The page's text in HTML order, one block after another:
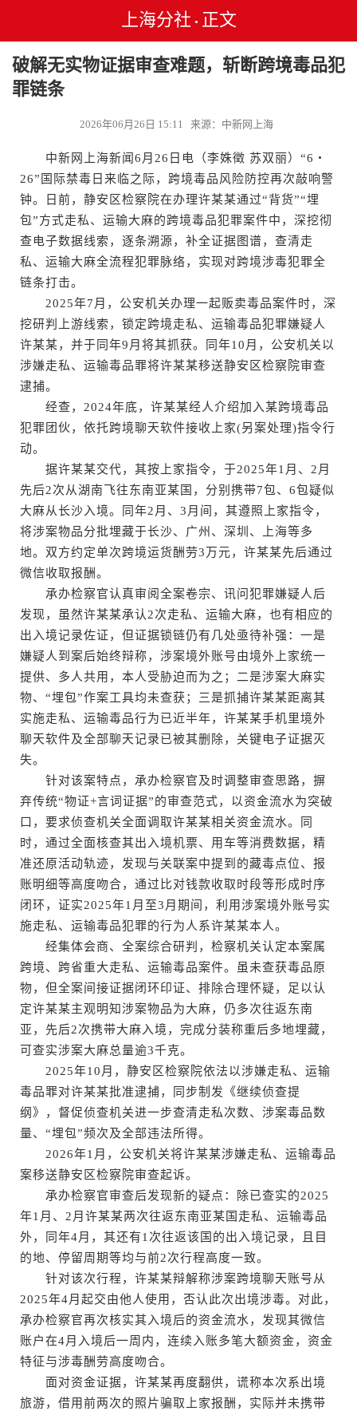
上海分社 • 正文
破解无实物证据审查难题，斩断跨境毒品犯
罪链条
2026年06月26日 15:11 来源：中新网上海
中新网上海新闻6月26日电（李姝徵 苏双丽）“6・
26”国际禁毒日来临之际，跨境毒品风险防控再次敲响警
钟。日前，静安区检察院在办理许某某通过“背货”“埋
包”方式走私、运输大麻的跨境毒品犯罪案件中，深挖彻
查电子数据线索，逐条溯源，补全证据图谱，查清走
私、运输大麻全流程犯罪脉络，实现对跨境涉毒犯罪全
链条打击。
2025年7月，公安机关办理一起贩卖毒品案件时，深
挖研判上游线索，锁定跨境走私、运输毒品犯罪嫌疑人
许某某，并于同年9月将其抓获。同年10月，公安机关以
涉嫌走私、运输毒品罪将许某某移送静安区检察院审查
逮捕。
经查，2024年底，许某某经人介绍加入某跨境毒品
犯罪团伙，依托跨境聊天软件接收上家(另案处理)指令行
动。
据许某某交代，其按上家指令，于2025年1月、2月
先后2次从湖南飞往东南亚某国，分别携带7包、6包疑似
大麻从长沙入境。同年2月、3月间，其遵照上家指令，
将涉案物品分批埋藏于长沙、广州、深圳、上海等多
地。双方约定单次跨境运货酬劳3万元，许某某先后通过
微信收取报酬。
承办检察官认真审阅全案卷宗、讯问犯罪嫌疑人后
发现，虽然许某某承认2次走私、运输大麻，也有相应的
出入境记录佐证，但证据锁链仍有几处亟待补强：一是
嫌疑人到案后始终辩称，涉案境外账号由境外上家统一
提供、多人共用，本人受胁迫而为之；二是涉案大麻实
物、“埋包”作案工具均未查获；三是抓捕许某某距离其
实施走私、运输毒品行为已近半年，许某某手机里境外
聊天软件及全部聊天记录已被其删除，关键电子证据灭
失。
针对该案特点，承办检察官及时调整审查思路，摒
弃传统“物证+言词证据”的审查范式，以资金流水为突破
口，要求侦查机关全面调取许某某相关资金流水。同
时，通过全面核查其出入境机票、用车等消费数据，精
准还原活动轨迹，发现与关联案中提到的藏毒点位、报
账明细等高度吻合，通过比对钱款收取时段等形成时序
闭环，证实2025年1月至3月期间，利用涉案境外账号实
施走私、运输毒品犯罪的行为人系许某某本人。
经集体会商、全案综合研判，检察机关认定本案属
跨境、跨省重大走私、运输毒品案件。虽未查获毒品原
物，但全案间接证据闭环印证、排除合理怀疑，足以认
定许某某主观明知涉案物品为大麻，仍多次往返东南
亚，先后2次携带大麻入境，完成分装称重后多地埋藏，
可查实涉案大麻总量逾3千克。
2025年10月，静安区检察院依法以涉嫌走私、运输
毒品罪对许某某批准逮捕，同步制发《继续侦查提
纲》，督促侦查机关进一步查清走私次数、涉案毒品数
量、“埋包”频次及全部违法所得。
2026年1月，公安机关将许某某涉嫌走私、运输毒品
案移送静安区检察院审查起诉。
承办检察官审查后发现新的疑点：除已查实的2025
年1月、2月许某某两次往返东南亚某国走私、运输毒品
外，同年4月，其还有1次往返该国的出入境记录，且目
的地、停留周期等均与前2次行程高度一致。
针对该次行程，许某某辩解称涉案跨境聊天账号从
2025年4月起交由他人使用，否认此次出境涉毒。对此，
承办检察官再次核实其入境后的资金流水，发现其微信
账户在4月入境后一周内，连续入账多笔大额资金，资金
特征与涉毒酬劳高度吻合。
面对资金证据，许某某再度翻供，谎称本次系出境
旅游，借用前两次的照片骗取上家报酬，实际并未携带